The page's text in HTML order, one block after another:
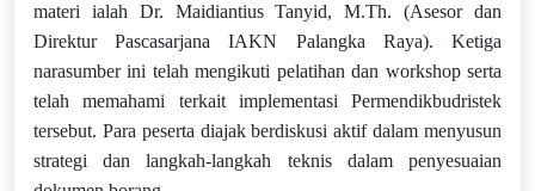
materi ialah Dr. Maidiantius Tanyid, M.Th. (Asesor dan
Direktur Pascasarjana IAKN Palangka Raya). Ketiga
narasumber ini telah mengikuti pelatihan dan workshop serta
telah memahami terkait implementasi Permendikbudristek
tersebut. Para peserta diajak berdiskusi aktif dalam menyusun
strategi dan langkah-langkah teknis dalam penyesuaian